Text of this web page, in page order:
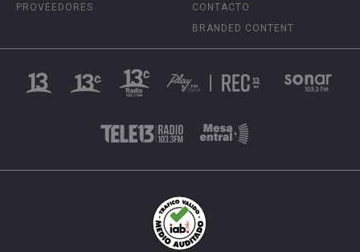
PROVEEDORES
CONTACTO
BRANDED CONTENT